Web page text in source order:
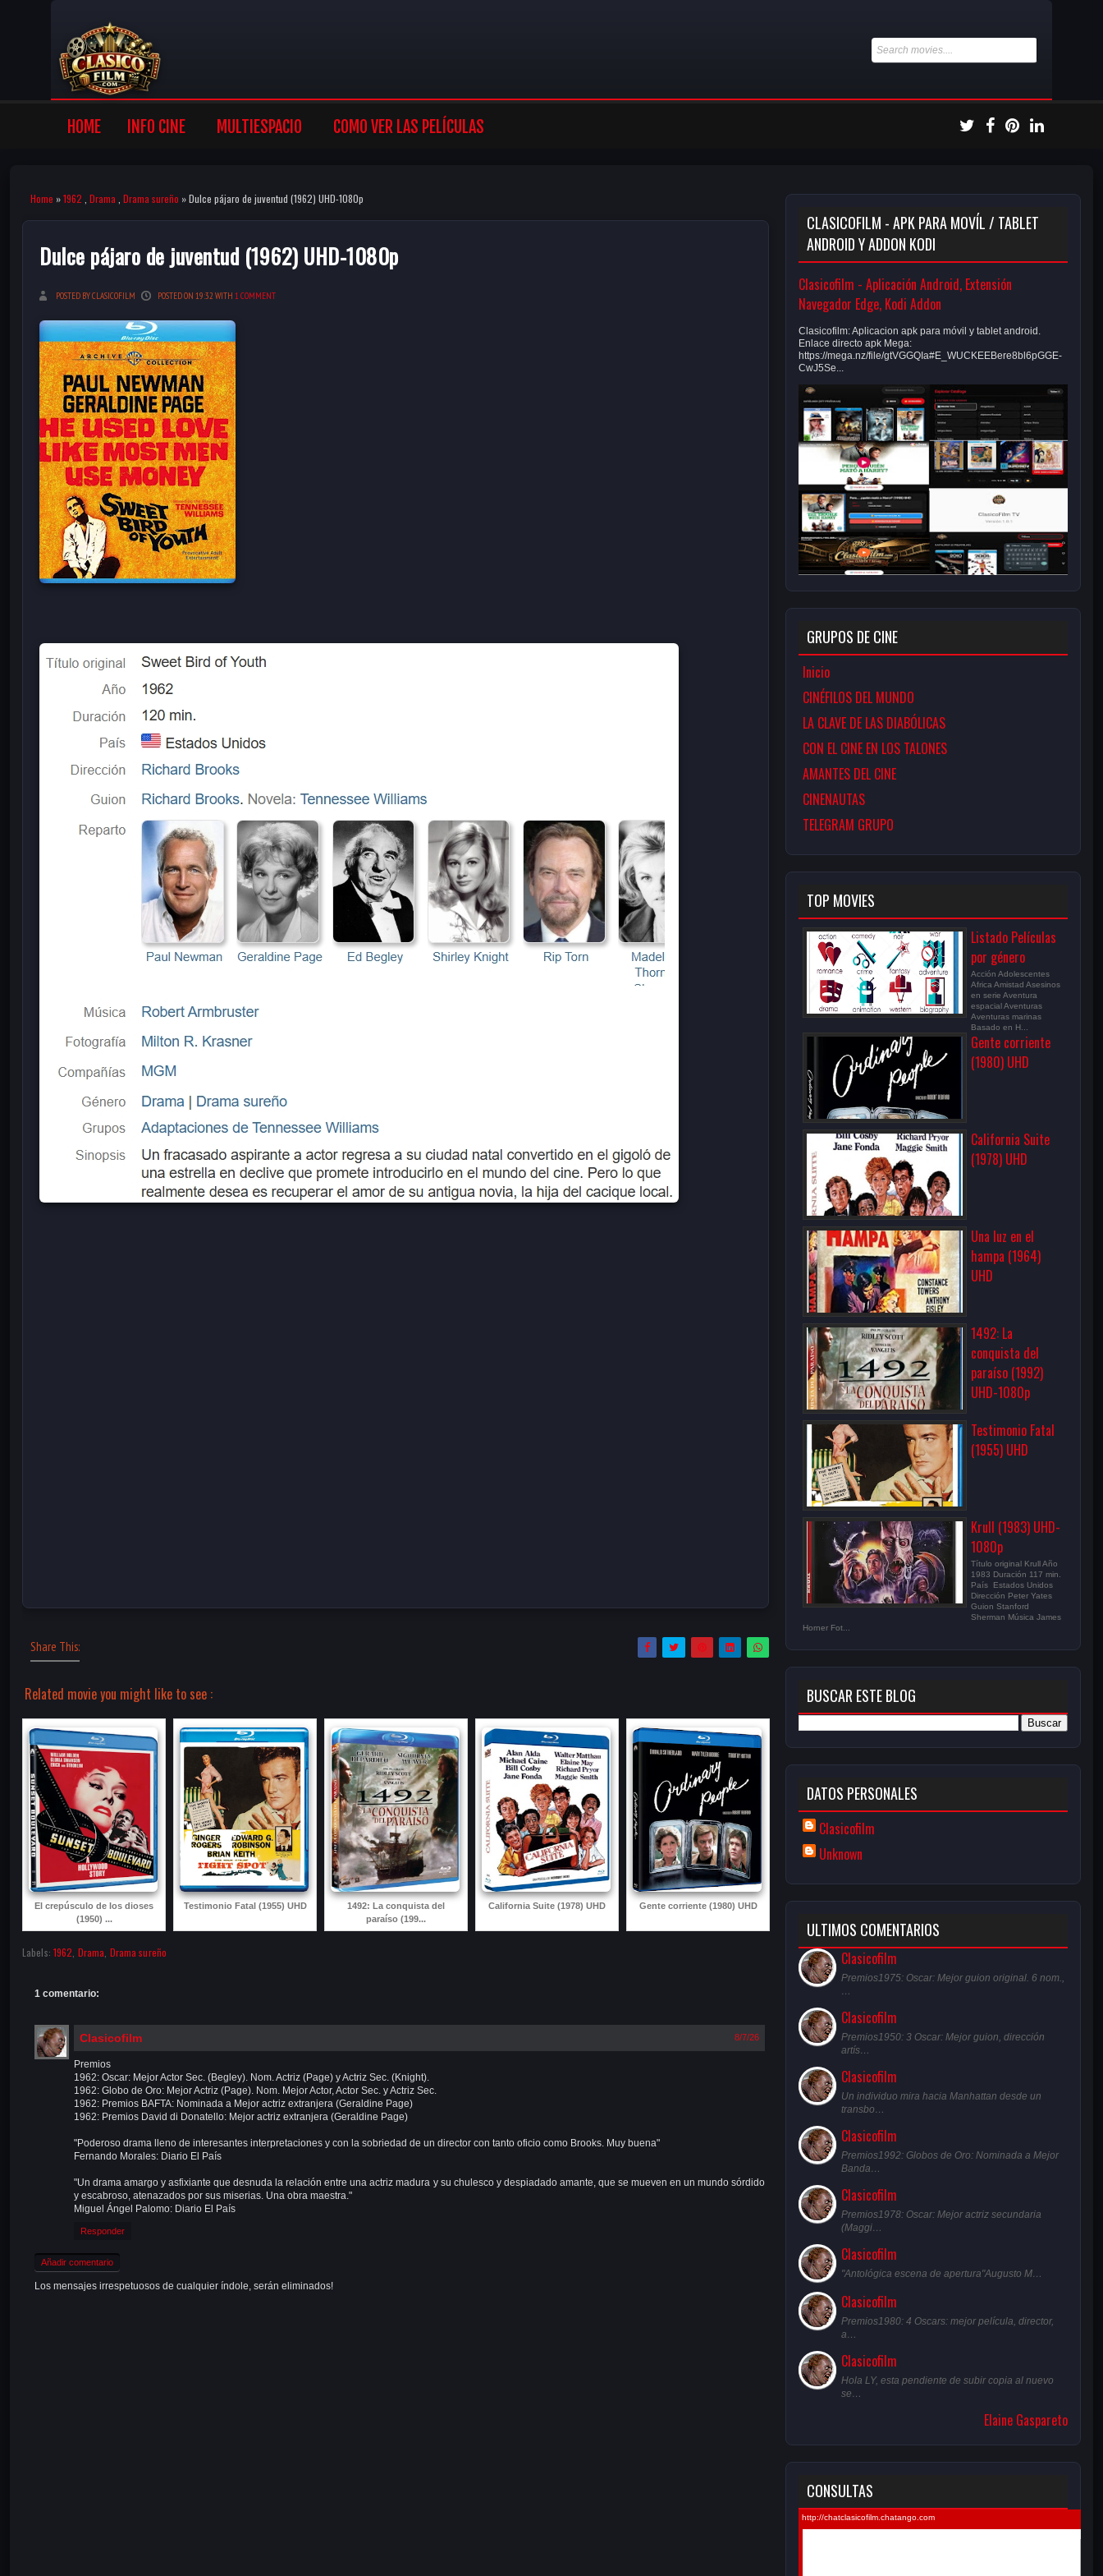
HOME INFO CINE MULTIESPACIO COMO VER LAS PELÍCULAS
Home »1962 Drama Drama sureño » Dulce pájaro de juventud (1962) UHD-1080p
Dulce pájaro de juventud (1962) UHD-1080p
POSTED BY CLASICOFILM POSTED ON 19:32 WITH 1 COMMENT
Share This:
Related movie you might like to see :
El crepúsculo de los dioses
(1950) ...
Testimonio Fatal (1955) UHD
1492: La conquista del
paraíso (199...
California Suite (1978) UHD Gente corriente (1980) UHD
Labels: 1962 Drama Drama sureño
1 comentario:
Clasicofilm 8/7/26
Premios
1962: Oscar: Mejor Actor Sec. (Begley). Nom. Actriz (Page) y Actriz Sec. (Knight).
1962: Globo de Oro: Mejor Actriz (Page). Nom. Mejor Actor, Actor Sec. y Actriz Sec.
1962: Premios BAFTA: Nominada a Mejor actriz extranjera (Geraldine Page)
1962: Premios David di Donatello: Mejor actriz extranjera (Geraldine Page)
"Poderoso drama lleno de interesantes interpretaciones y con la sobriedad de un director con tanto oficio como Brooks. Muy buena"
Fernando Morales: Diario El País
"Un drama amargo y asfixiante que desnuda la relación entre una actriz madura y su chulesco y despiadado amante, que se mueven en un mundo sórdido
y escabroso, atenazados por sus miserias. Una obra maestra."
Miguel Ángel Palomo: Diario El País
Responder
Añadir comentario
Los mensajes irrespetuosos de cualquier índole, serán eliminados!
CLASICOFILM - APK PARA MOVÍL / TABLET
ANDROID Y ADDON KODI
Clasicofilm - Aplicación Android, Extensión
Navegador Edge, Kodi Addon
Clasicofilm: Aplicacion apk para móvil y tablet android.
Enlace directo apk Mega:
https://mega.nz/file/gtVGGQIa#E_WUCKEEBere8bl6pGGE-
CwJ5Se...
GRUPOS DE CINE
Inicio
CINÉFILOS DEL MUNDO
LA CLAVE DE LAS DIABÓLICAS
CON EL CINE EN LOS TALONES
AMANTES DEL CINE
CINENAUTAS
TELEGRAM GRUPO
TOP MOVIES
Listado Películas
por género
Acción Adolescentes
Africa Amistad Asesinos
en serie Aventura
espacial Aventuras
Aventuras marinas
Basado en H...
Gente corriente
(1980) UHD
California Suite
(1978) UHD
Una luz en el
hampa (1964)
UHD
1492: La
conquista del
paraíso (1992)
UHD-1080p
Testimonio Fatal
(1955) UHD
Krull (1983) UHD-
1080p
Título original Krull Año
1983 Duración 117 min.
País Estados Unidos
Dirección Peter Yates
Guion Stanford
Sherman Música James
Horner Fot...
BUSCAR ESTE BLOG
DATOS PERSONALES
Clasicofilm
Unknown
ULTIMOS COMENTARIOS
Clasicofilm
Premios1975: Oscar: Mejor guion original. 6 nom.,
Clasicofilm
Premios1950: 3 Oscar: Mejor guion, dirección
artís…
Clasicofilm
Un individuo mira hacia Manhattan desde un
transbo…
Clasicofilm
Premios1992: Globos de Oro: Nominada a Mejor
Banda…
Clasicofilm
Premios1978: Oscar: Mejor actriz secundaria
(Maggi…
Clasicofilm
"Antológica escena de apertura"Augusto M…
Clasicofilm
Premios1980: 4 Oscars: mejor película, director,
a…
Clasicofilm
Hola LY, esta pendiente de subir copia al nuevo
se…
Elaine Gaspareto
CONSULTAS